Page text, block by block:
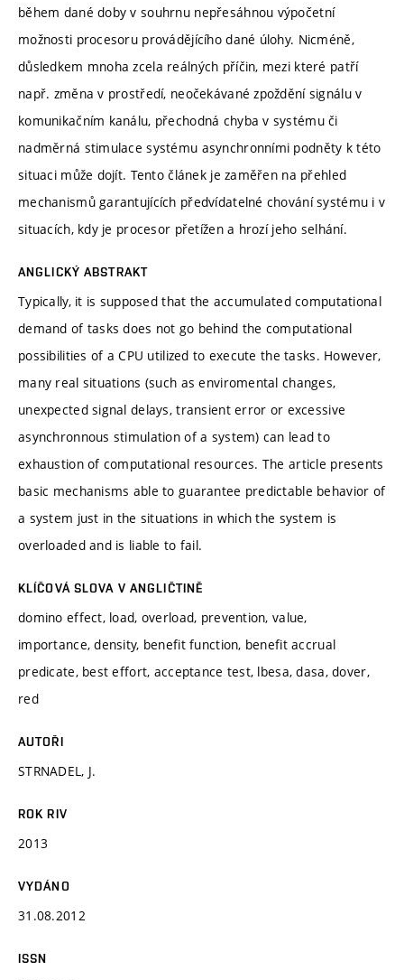
během dané doby v souhrnu nepřesáhnou výpočetní
možnosti procesoru provádějícího dané úlohy. Nicméně,
důsledkem mnoha zcela reálných příčin, mezi které patří
např. změna v prostředí, neočekávané zpoždění signálu v
komunikačním kanálu, přechodná chyba v systému či
nadměrná stimulace systému asynchronními podněty k této
situaci může dojít. Tento článek je zaměřen na přehled
mechanismů garantujících předvídatelné chování systému i v
situacích, kdy je procesor přetížen a hrozí jeho selhání.
ANGLICKÝ ABSTRAKT
Typically, it is supposed that the accumulated computational
demand of tasks does not go behind the computational
possibilities of a CPU utilized to execute the tasks. However,
many real situations (such as enviromental changes,
unexpected signal delays, transient error or excessive
asynchronnous stimulation of a system) can lead to
exhaustion of computational resources. The article presents
basic mechanisms able to guarantee predictable behavior of
a system just in the situations in which the system is
overloaded and is liable to fail.
KLÍČOVÁ SLOVA V ANGLIČTINĚ
domino effect, load, overload, prevention, value,
importance, density, benefit function, benefit accrual
predicate, best effort, acceptance test, lbesa, dasa, dover,
red
AUTOŘI
STRNADEL, J.
ROK RIV
2013
VYDÁNO
31.08.2012
ISSN